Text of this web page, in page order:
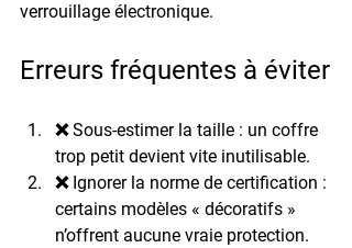
verrouillage électronique.
Erreurs fréquentes à éviter
❌ Sous-estimer la taille : un coffre
trop petit devient vite inutilisable.
❌ Ignorer la norme de certification :
certains modèles « décoratifs »
n’offrent aucune vraie protection.